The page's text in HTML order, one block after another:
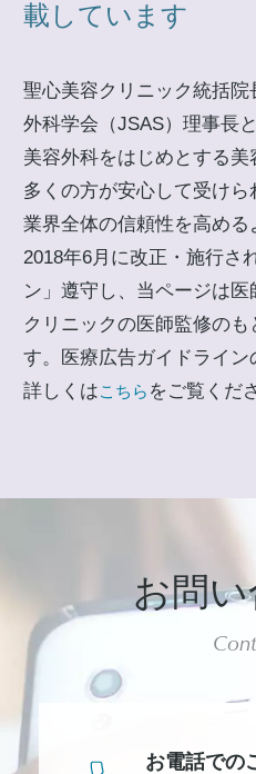
載しています
聖心美容クリニック統括
外科学会（JSAS）理事長
美容外科をはじめとする美
多くの方が安心して受けら
業界全体の信頼性を高める
2018年6月に改正・施行さ
ン」遵守し、当ページは
クリニックの医師監修のも
す。医療広告ガイドライン
詳しくはこちら をご覧くだ
お問
お電話での